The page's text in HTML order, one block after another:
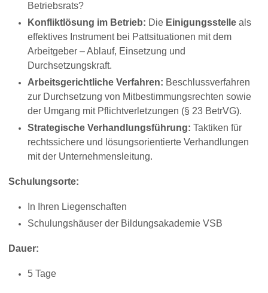
Betriebsrats?
Konfliktlösung im Betrieb: Die Einigungsstelle als
effektives Instrument bei Pattsituationen mit dem
Arbeitgeber – Ablauf, Einsetzung und
Durchsetzungskraft.
Arbeitsgerichtliche Verfahren: Beschlussverfahren
zur Durchsetzung von Mitbestimmungsrechten sowie
der Umgang mit Pflichtverletzungen (§ 23 BetrVG).
Strategische Verhandlungsführung: Taktiken für
rechtssichere und lösungsorientierte Verhandlungen
mit der Unternehmensleitung.
Schulungsorte:
In Ihren Liegenschaften
Schulungshäuser der Bildungsakademie VSB
Dauer:
5 Tage